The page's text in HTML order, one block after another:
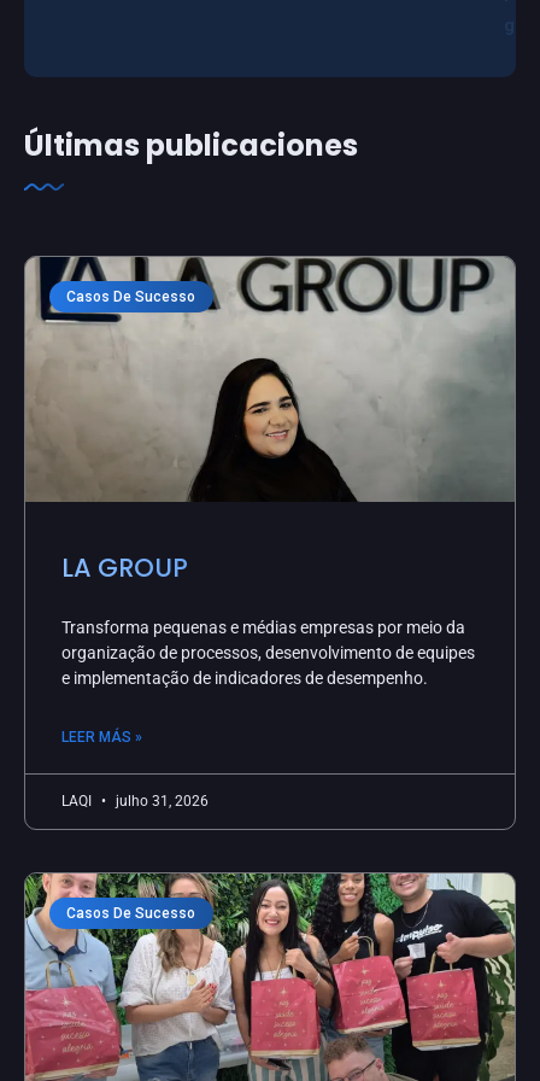
Últimas publicaciones
Casos De Sucesso
LA GROUP
Transforma pequenas e médias empresas por meio da
organização de processos, desenvolvimento de equipes
e implementação de indicadores de desempenho.
LEER MÁS »
LAQI julho 31, 2026
Casos De Sucesso